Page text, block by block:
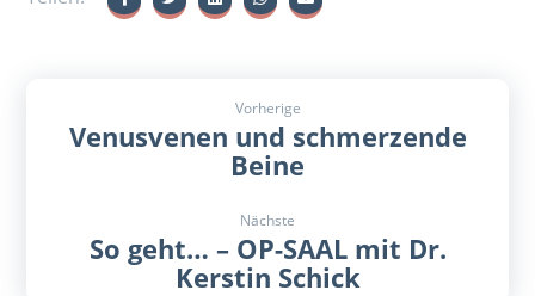
Vorherige
Venusvenen und schmerzende
Beine
Nächste
So geht… – OP-SAAL mit Dr.
Kerstin Schick